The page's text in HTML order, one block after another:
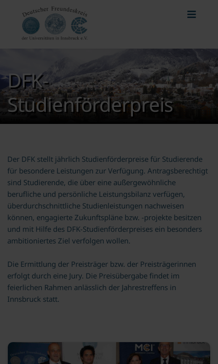
DFK-
Studienförderpreis
Der DFK stellt jährlich Studienförderpreise für Studierende
für besondere Leistungen zur Verfügung. Antragsberechtigt
sind Studierende, die über eine außergewöhnliche
berufliche und persönliche Leistungsbilanz verfügen,
überdurchschnittliche Studienleistungen nachweisen
können, engagierte Zukunftspläne bzw. -projekte besitzen
und mit Hilfe des DFK-Studienförderpreises ein besonders
ambitioniertes Ziel verfolgen wollen.
Die Ermittlung der Preisträger bzw. der Preisträgerinnen
erfolgt durch eine Jury. Die Preisübergabe findet im
feierlichen Rahmen anlässlich der Jahrestreffens in
Innsbruck statt.